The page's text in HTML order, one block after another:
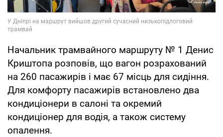
Начальник трамвайного маршруту № 1 Денис
Криштопа розповів, що вагон розрахований
на 260 пасажирів і має 67 місць для сидіння.
Для комфорту пасажирів встановлено два
кондиціонери в салоні та окремий
кондиціонер для водія, а також систему
опалення.